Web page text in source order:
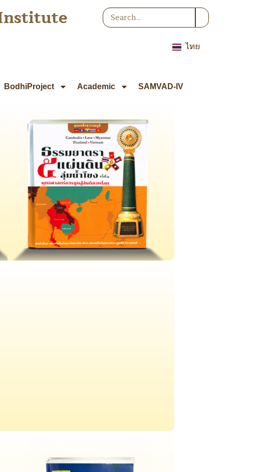
BodhiProject Academic SAMVAD-IV
ไทย
ธรรมยาตรา 5 แผ่นดิน ครั้งที่ 2 พุทธ
ศาสตร์การทูตสู่สันติภาพโลก
Read Me